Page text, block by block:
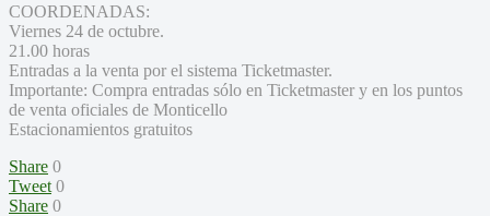
COORDENADAS:
Viernes 24 de octubre.
21.00 horas
Entradas a la venta por el sistema Ticketmaster.
Importante: Compra entradas sólo en Ticketmaster y en los puntos
de venta oficiales de Monticello
Estacionamientos gratuitos
Share 0
Tweet 0
Share 0